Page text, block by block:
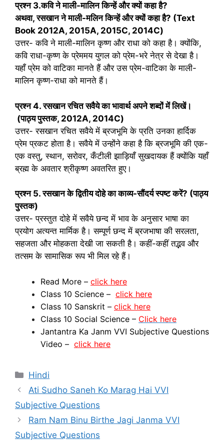
प्रश्न 3.कवि ने माली-मालिन किन्हें और क्यों कहा है?
अथवा,रसखान ने माली-मलिन किन्हें और क्यों कहा है? (Text
Book 2012A, 2015A, 2015C, 2014C)
उत्तर- कवि ने माली-मालिन कृष्ण और राधा को कहा है। क्योंकि,
कवि राधा-कृष्ण के प्रेममय युगल को प्रेम-भरे नेत्र से देखा है।
यहाँ प्रेम को वाटिका मानते हैं और उस प्रेम-वाटिका के माली-
मालिन कृष्ण-राधा को मानते हैं।
प्रश्न4.रसखान रचित सवैये का भावार्थ अपने शब्दों में लिखें।
(पाठ्य पुस्तक, 2012A, 2014C)
उत्तर- रसखान रचित सवैये में ब्रजभूमि के प्रति उनका हार्दिक
प्रेम प्रकट होता है। सवैये में उन्होंने कहा है कि ब्रजभूमि की एक-
एक वस्तु, स्थान, सरोवर, कँटीली झाड़ियाँ सुखदायक हैं क्योंकि यहाँ
ब्रह्म के अवतार श्रीकृष्ण अवतरित हुए।
प्रश्न 5.रसखान के द्वितीय दोहे का काव्य-सौंदर्य स्पष्ट करें? (पाठ्य
पुस्तक)
उत्तर- प्रस्तुत दोहे में सवैये छन्द में भाव के अनुसार भाषा का
प्रयोग अत्यन्त मार्मिक है। सम्पूर्ण छन्द में ब्रजभाषा की सरलता,
सहजता और मोहकता देखी जा सकती है। कहीं-कहीं तद्भव और
तत्सम के सामासिक रूप भी मिल रहे हैं।
Read More – click here
Class 10 Science – click here
Class 10 Sanskrit – click here
Class 10 Social Science – Click here
Jantantra Ka Janm VVI Subjective Questions
Video – click here
Categories
Hindi
Ati Sudho Saneh Ko Marag Hai VVI
Subjective Questions
Ram Nam Binu Birthe Jagi Janma VVI
Subjective Questions